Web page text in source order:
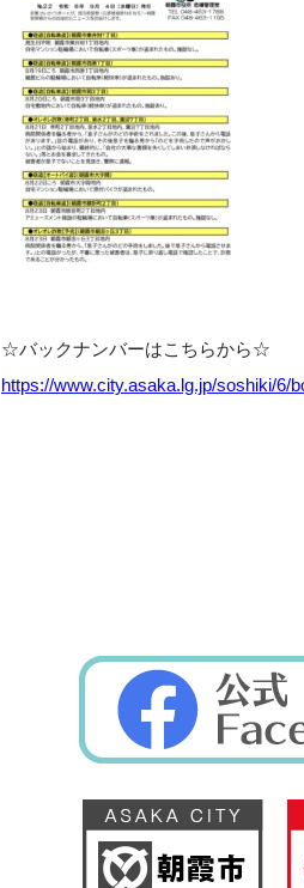
☆バックナンバーはこちらから☆
https://www.city.asaka.lg.jp/soshiki/6/